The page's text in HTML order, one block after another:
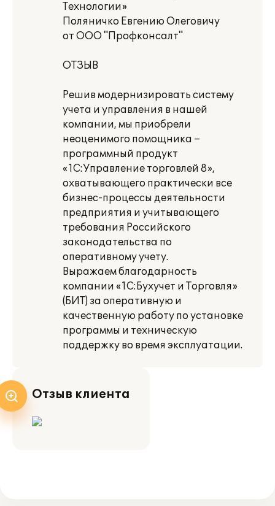
Технологии»
Поляничко Евгению Олеговичу
от ООО "Профконсалт"
ОТЗЫВ
Решив модернизировать систему
учета и управления в нашей
компании, мы приобрели
неоценимого помощника –
программный продукт
«1С:Управление торговлей 8»,
охватывающего практически все
бизнес-процессы деятельности
предприятия и учитывающего
требования Российского
законодательства по
оперативному учету.
Выражаем благодарность
компании «1С:Бухучет и Торговля»
(БИТ) за оперативную и
качественную работу по установке
программы и техническую
поддержку во время эксплуатации.
Отзыв клиента